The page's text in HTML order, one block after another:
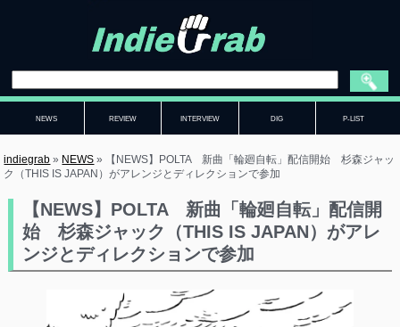
NEWS REVIEW INTERVIEW DIG P-LIST
indiegrab » NEWS »
【NEWS】POLTA 新曲「輪廻自転」配信開始 杉森ジャッ
ク（THIS IS JAPAN）がアレンジとディレクションで参加
【NEWS】POLTA 新曲「輪廻自転」配信開
始 杉森ジャック（THIS IS JAPAN）がアレ
ンジとディレクションで参加